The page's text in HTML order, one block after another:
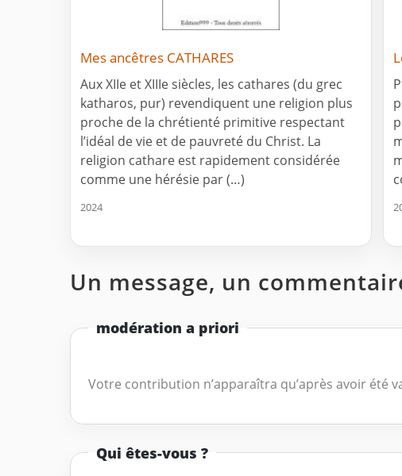
Mes ancêtres CATHARES
Aux XIIe et XIIIe siècles, les cathares (du grec
katharos, pur) revendiquent une religion plus
proche de la chrétienté primitive respectant
l’idéal de vie et de pauvreté du Christ. La
religion cathare est rapidement considérée
comme une hérésie par (…)
2024
Un message, un
modération a priori
Votre contribution n’apparaîtra qu’après avoir été
Qui êtes-vous ?